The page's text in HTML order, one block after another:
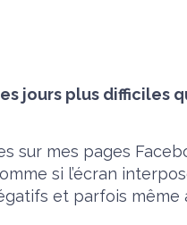
jours plus difficiles
sur mes pages
si l’écran
et parfois même